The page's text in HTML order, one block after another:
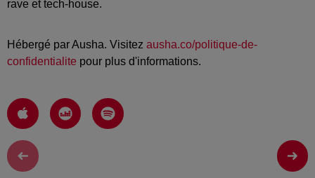
rave et tech-house.
Hébergé par Ausha. Visitez ausha.co/politique-de-
confidentialite pour plus d'informations.